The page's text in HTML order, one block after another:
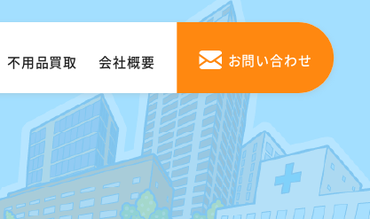
不用品買取 会社概要 お問い合わせ